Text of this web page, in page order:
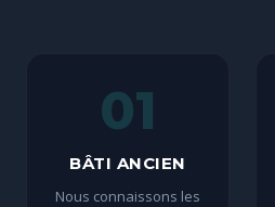
01
BÂTI ANCIEN
Nous connaissons les